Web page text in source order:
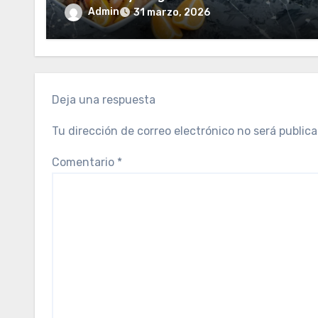
s
Admin 31 marzo, 2026
Deja una respuesta
Tu dirección de correo electrónico no será
Comentario *